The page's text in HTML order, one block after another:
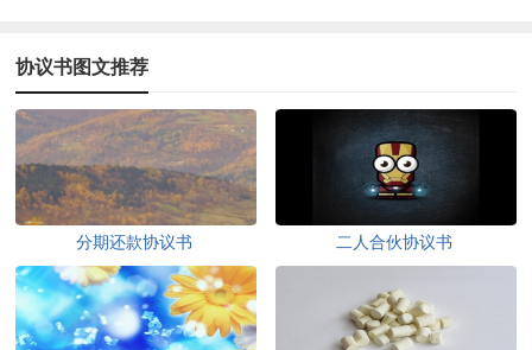
协议书图文推荐
分期还款协议书 二人合伙协议书